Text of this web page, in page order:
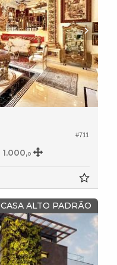
#711
1.000,0
CASA ALTO PADRÃO